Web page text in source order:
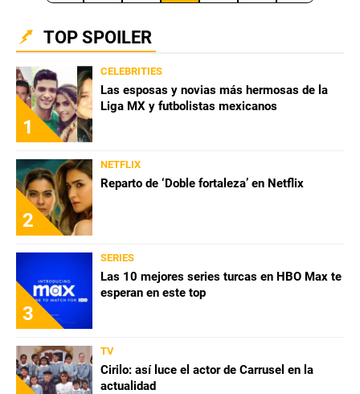
TOP SPOILER
1
CELEBRITIES
Las esposas y novias más hermosas de la
Liga MX y futbolistas mexicanos
2
NETFLIX
Reparto de ‘Doble fortaleza’ en Netflix
3
SERIES
Las 10 mejores series turcas en HBO Max te
esperan en este top
TV
Cirilo: así luce el actor de Carrusel en la
actualidad